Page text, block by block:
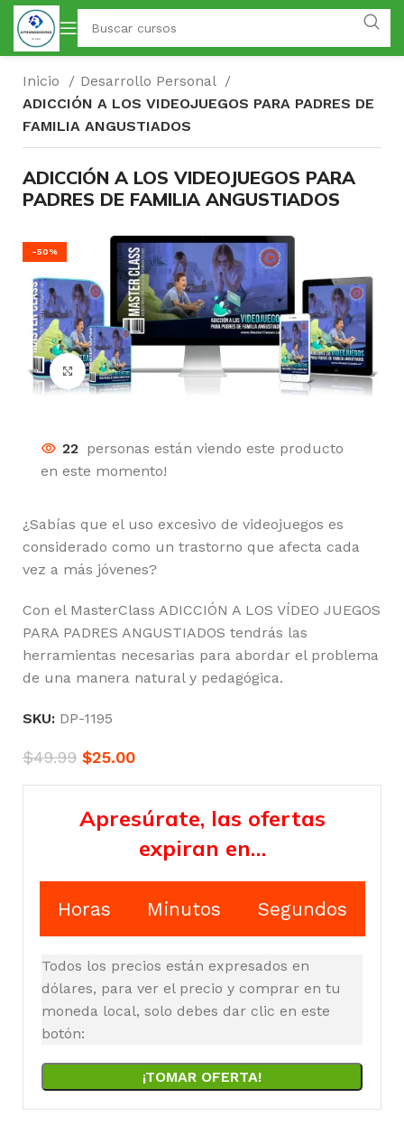
Inicio
Desarrollo Personal
ADICCIÓN A LOS VIDEOJUEGOS PARA PADRES DE
FAMILIA ANGUSTIADOS
ADICCIÓN A LOS VIDEOJUEGOS PARA
PADRES DE FAMILIA ANGUSTIADOS
-50%
Click para agrandar
22 personas están viendo este producto
en este momento!
¿Sabías que el uso excesivo de videojuegos es
considerado como un trastorno que afecta cada
vez a más jóvenes?
Con el MasterClass ADICCIÓN A LOS VÍDEO JUEGOS
PARA PADRES ANGUSTIADOS tendrás las
herramientas necesarias para abordar el problema
de una manera natural y pedagógica.
SKU: DP-1195
$49.99 $25.00
Apresúrate, las ofertas
expiran en…
Horas Minutos Segundos
Todos los precios están expresados en
dólares, para ver el precio y comprar en tu
moneda local, solo debes dar clic en este
botón:
¡TOMAR OFERTA!